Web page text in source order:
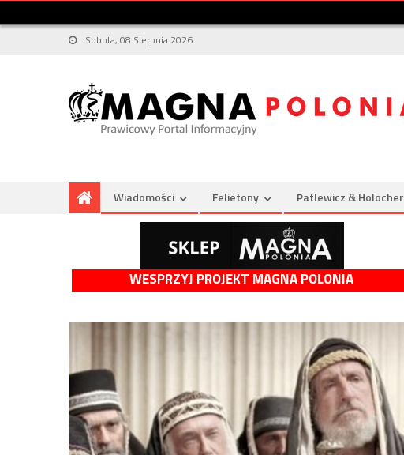
Sobota, 08 Sierpnia 2026
Wiadomości Felietony Patlewicz & Holocher
WESPRZYJ PROJEKT MAGNA POLONIA